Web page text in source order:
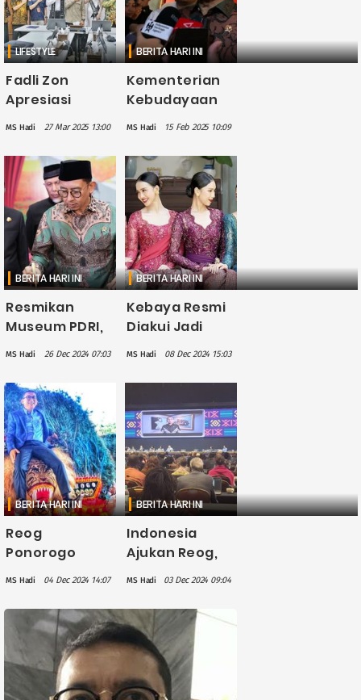
LIFESTYLE
Fadli Zon
Apresiasi
Yayasan
Kebudayaan
Konsisten
Libatkan
Generasi Muda
Lestarikan
Budaya
MS Hadi 27 Mar 2025 13:00
BERITA HARI INI
Kementerian
Kebudayaan
Catat Ada 228
Nasional
MS Hadi 15 Feb 2025 10:09
BERITA HARI INI
Resmikan
Museum PDRI,
Jadi Ikon
Museum
Sejarah di
Indonesia
MS Hadi 26 Dec 2024 07:03
BERITA HARI INI
Kebaya Resmi
Diakui Jadi
Takbenda
Kemanusiaan
UNESCO
MS Hadi 08 Dec 2024 15:03
BERITA HARI INI
Reog
Ponorogo
Resmi Jadi
Budaya
UNESCO, Fadli
Zon: Ini Seruan
Melestarikan
Warisan Ini
MS Hadi 04 Dec 2024 14:07
BERITA HARI INI
Indonesia
Ajukan Reog,
Kebaya, dan
Warisan Dunia
ke UNESCO
MS Hadi 03 Dec 2024 09:04